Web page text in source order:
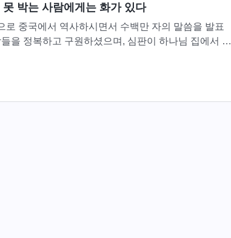
박는 사람에게는 화가 있다
로 중국에서 역사하시면서 수백만 자의 말씀을 발표
을 정복하고 구원하셨으며, 심판이 하나님 집에서 시